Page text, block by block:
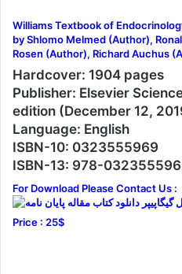
Williams Textbook of
by Shlomo Melmed (Author),
Rosen (Author), Richard Auchus
Hardcover: 1904 pages
Publisher: Elsevier
edition (December 12,
Language: English
ISBN-10: 0323555969
ISBN-13: 978-
For Download Please Contact Us :
Price : 25$